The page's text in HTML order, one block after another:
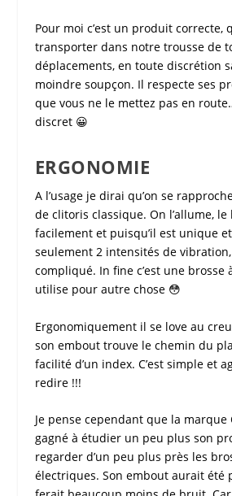
Pour moi c’est un produit correcte,
transporter dans notre trousse de
déplacements, en toute discrétion
moindre soupçon. Il respecte ses
que vous ne le mettez pas en
discret 😀
ERGONOMIE
A l’usage je dirai qu’on se
de clitoris classique. On l’allume,
facilement et puisqu’il est unique et
seulement 2 intensités de vibration,
compliqué. In fine c’est une brosse
utilise pour autre chose 😳
Ergonomiquement il se love au
son embout trouve le chemin du
facilité d’un index. C’est simple et
redire !!!
Je pense cependant que la marque
gagné à étudier un peu plus son
regarder d’un peu plus près les
électriques. Son embout aurait été